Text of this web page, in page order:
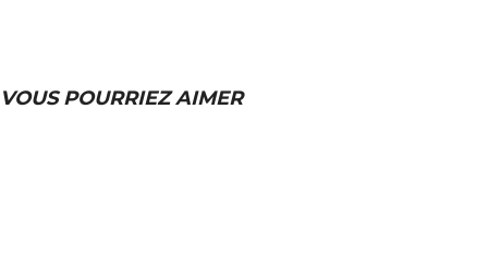
VOUS POURRIEZ AIMER